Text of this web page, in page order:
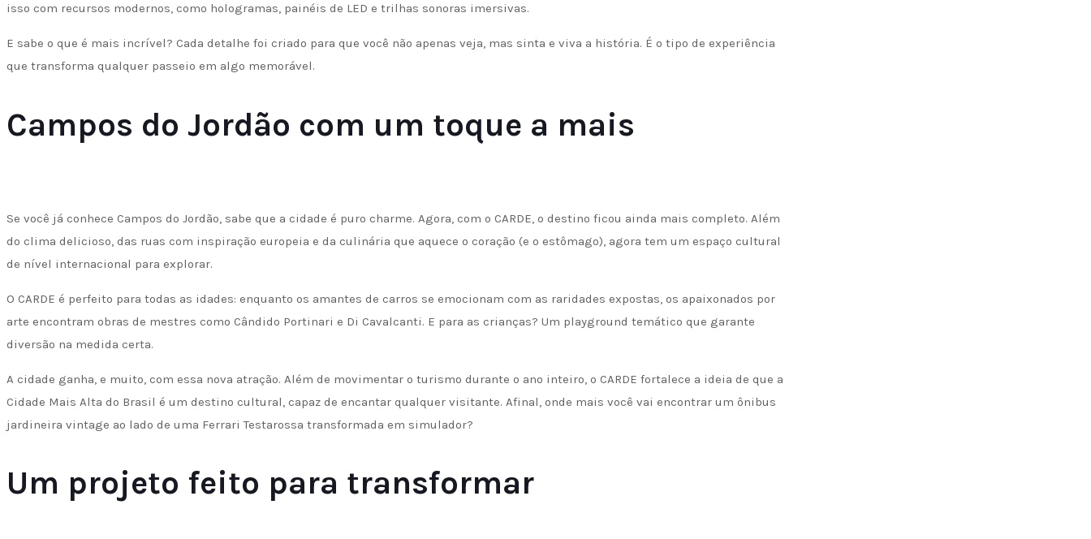
isso com recursos modernos, como hologramas, painéis de LED e trilhas sonoras imersivas.
E sabe o que é mais incrível? Cada detalhe foi criado para que você não apenas veja, mas sinta e viva a história. É o tipo de experiência
que transforma qualquer passeio em algo memorável.
Campos do Jordão com um toque a mais
Se você já conhece Campos do Jordão, sabe que a cidade é puro charme. Agora, com o CARDE, o destino ficou ainda mais completo. Além
do clima delicioso, das ruas com inspiração europeia e da culinária que aquece o coração (e o estômago), agora tem um espaço cultural
de nível internacional para explorar.
O CARDE é perfeito para todas as idades: enquanto os amantes de carros se emocionam com as raridades expostas, os apaixonados por
arte encontram obras de mestres como Cândido Portinari e Di Cavalcanti. E para as crianças? Um playground temático que garante
diversão na medida certa.
A cidade ganha, e muito, com essa nova atração. Além de movimentar o turismo durante o ano inteiro, o CARDE fortalece a ideia de que a
Cidade Mais Alta do Brasil é um destino cultural, capaz de encantar qualquer visitante. Afinal, onde mais você vai encontrar um ônibus
jardineira vintage ao lado de uma Ferrari Testarossa transformada em simulador?
Um projeto feito para transformar